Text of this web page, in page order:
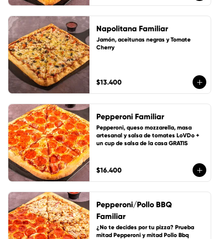
Napolitana Familiar
Jamón, aceitunas negras y Tomate
Cherry
$13.400
Pepperoni Familiar
Pepperoni, queso mozzarella, masa
artesanal y salsa de tomates LoVDo +
un cup de salsa de la casa GRATIS
$16.400
Pepperoni/Pollo BBQ
Familiar
¿No te decides por tu pizza? Prueba
mitad Pepperoni y mitad Pollo Bbq